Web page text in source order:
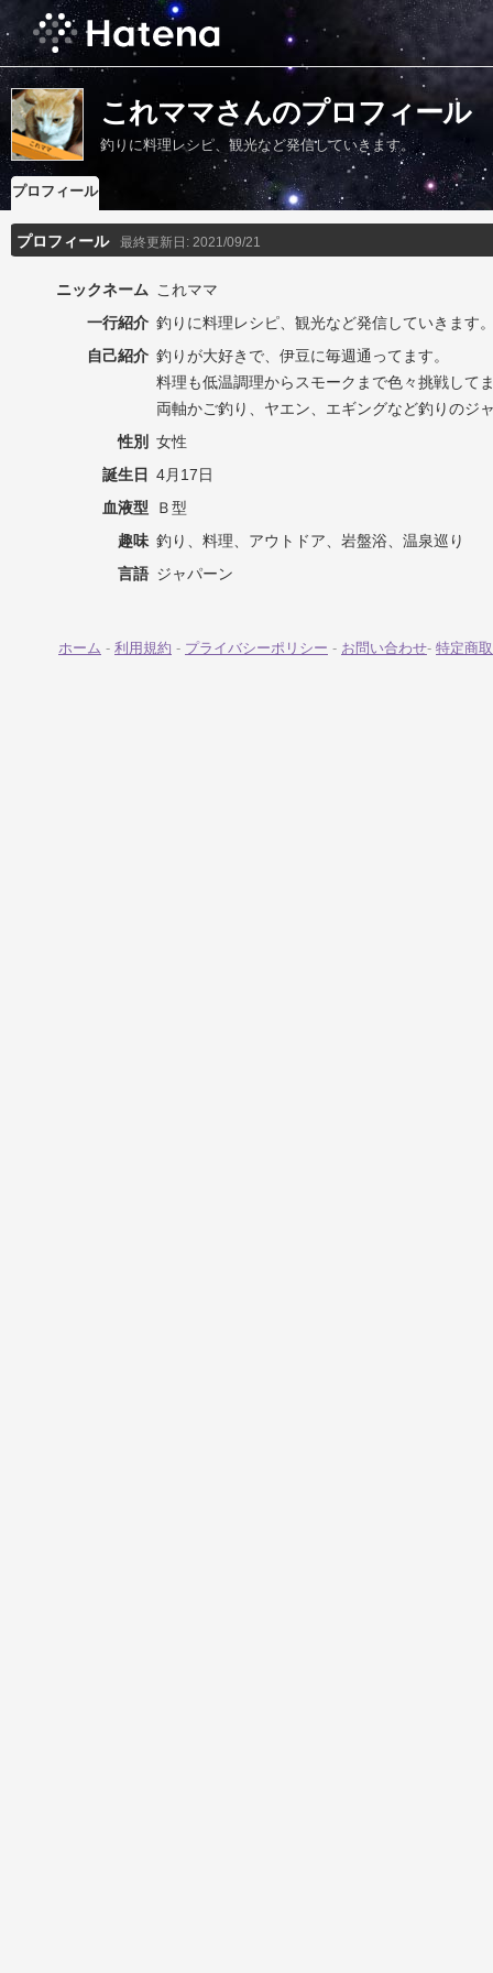
これママさんのプロフィール
釣りに料理レシピ、観光など発信していきます。
プロフィール
プロフィール 最終更新日: 2021/09/21
ニックネーム これママ
一行紹介 釣りに料理レシピ、観光など発信していきます
自己紹介 釣りが大好きで、伊豆に毎週通ってます。
料理も低温調理からスモークまで色々挑戦して
両軸かご釣り、ヤエン、エギングなど釣りのジ
性別
女性
誕生日
4月17日
血液型
Ｂ型
趣味 釣り、料理、アウトドア、岩盤浴、温泉巡り
言語 ジャパーン
ホーム - 利用規約 - プライバシーポリシー - お問い合わせ- 特定商